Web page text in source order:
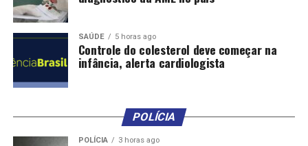
geralmente quando a gente
tem essas ondas de calor,
[o total] de alguns
organismos no ecossistema
que são mais resilientes –
SAÚDE 5 horas ago
Controle do colesterol deve começar na
infância, alerta cardiologista
POLÍCIA
POLÍCIA 3 horas ago